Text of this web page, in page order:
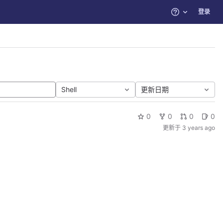
帮助 登录
Shell 更新日期
0 0 0 0
更新于 3 years ago